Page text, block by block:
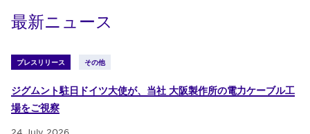
最新ニュース
プレスリリース その他
ジグムント駐日ドイツ大使が、当社 大阪製作所の電力ケーブル工
場をご視察
24 July 2026